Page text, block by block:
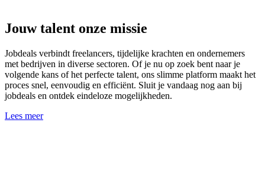
Jouw talent onze missie
Jobdeals verbindt freelancers, tijdelijke krachten en ondernemers
met bedrijven in diverse sectoren. Of je nu op zoek bent naar je
volgende kans of het perfecte talent, ons slimme platform maakt het
proces snel, eenvoudig en efficiënt. Sluit je vandaag nog aan bij
jobdeals en ontdek eindeloze mogelijkheden.
Lees meer